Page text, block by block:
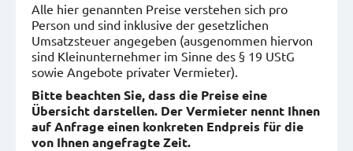
Alle hier genannten Preise verstehen sich pro
Person und sind inklusive der gesetzlichen
Umsatzsteuer angegeben (ausgenommen hiervon
sind Kleinunternehmer im Sinne des § 19 UStG
sowie Angebote privater Vermieter).
Bitte beachten Sie, dass die Preise eine
Übersicht darstellen. Der Vermieter nennt Ihnen
auf Anfrage einen konkreten Endpreis für die
von Ihnen angefragte Zeit.